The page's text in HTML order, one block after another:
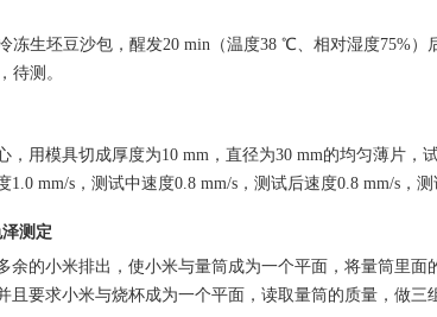
冻生坯豆沙包，醒发20 min（温度38 ℃、相对湿度75%）
待测。
，用模具切成厚度为10 mm，直径为30 mm的均匀薄片，
mm/s，测试中速度0.8 mm/s，测试后速度0.8 mm/s，
测定
余的小米排出，使小米与量筒成为一个平面，将量筒里
且要求小米与烧杯成为一个平面，读取量筒的质量，做三